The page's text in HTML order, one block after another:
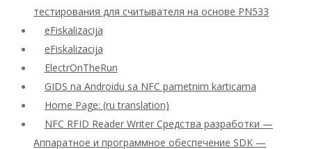
тестирования для считывателя на основе PN533
eFiskalizacija
eFiskalizacija
ElectrOnTheRun
GIDS na Androidu sa NFC pametnim karticama
Home Page: (ru translation)
NFC RFID Reader Writer Средства разработки —
Аппаратное и программное обеспечение SDK —